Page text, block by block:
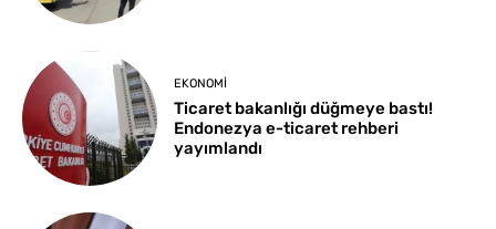
EKONOMI
Ticaret bakanlığı düğmeye bastı!
Endonezya e-ticaret rehberi
yayımlandı